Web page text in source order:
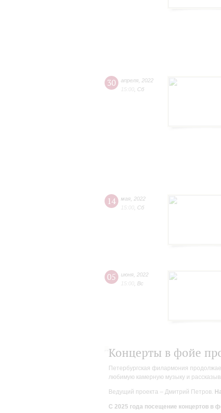
30 апреля 2022
15:00 Сб
14 мая 2022
15:00 Сб
05 июня 2022
15:00 Вс
Концерты в фойе
Петербургская филармония
любимую камерную музыку и
Ведущий проекта – Дмитрий Петров.
С 2025 года посещение концертов в